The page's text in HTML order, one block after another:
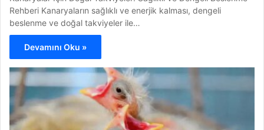
Rehberi Kanaryaların sağlıklı ve enerjik kalması, dengeli
beslenme ve doğal takviyeler ile…
Devamını Oku »